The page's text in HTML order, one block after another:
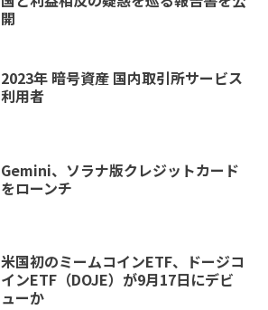
開
2023年 暗号資産 国内取引所サービス
利用者
Gemini、ソラナ版クレジットカード
をローンチ
米国初のミームコインETF、ドージコ
インETF（DOJE）が9月17日にデビ
ューか